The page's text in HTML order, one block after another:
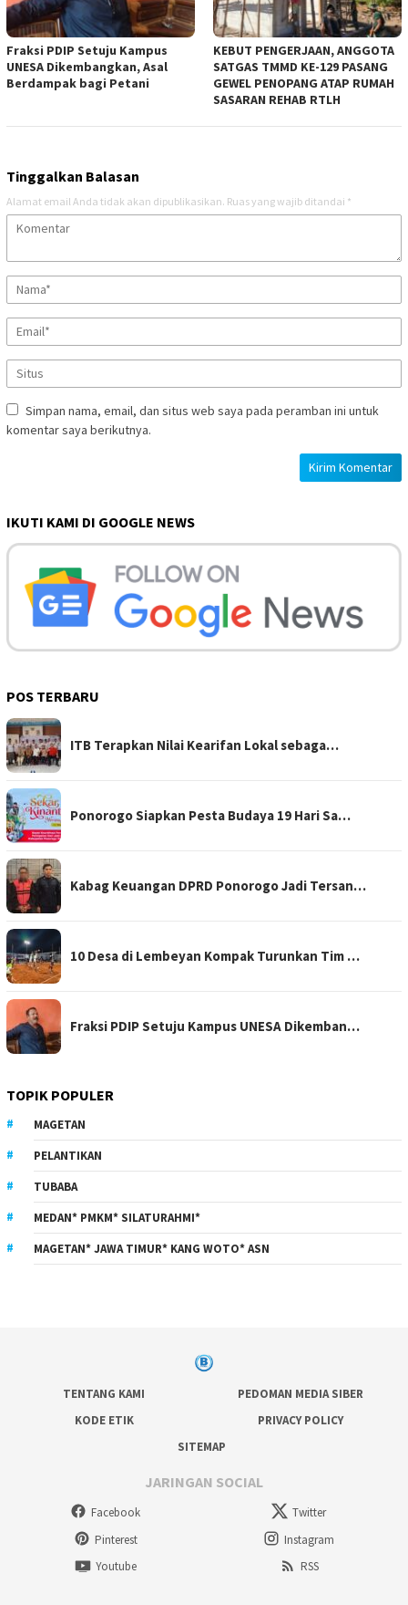
Fraksi PDIP Setuju Kampus
UNESA Dikembangkan, Asal
Berdampak bagi Petani
KEBUT PENGERJAAN, ANGGOTA
SATGAS TMMD KE-129 PASANG
GEWEL PENOPANG ATAP RUMAH
SASARAN REHAB RTLH
Tinggalkan Balasan
Alamat email Anda tidak akan dipublikasikan. Ruas yang wajib ditandai *
Simpan nama, email, dan situs web saya pada peramban ini untuk
komentar saya berikutnya.
IKUTI KAMI DI GOOGLE NEWS
POS TERBARU
ITB Terapkan Nilai Kearifan Lokal sebaga…
Ponorogo Siapkan Pesta Budaya 19 Hari Sa…
Kabag Keuangan DPRD Ponorogo Jadi Tersan…
10 Desa di Lembeyan Kompak Turunkan Tim …
Fraksi PDIP Setuju Kampus UNESA Dikemban…
TOPIK POPULER
MAGETAN
PELANTIKAN
TUBABA
MEDAN* PMKM* SILATURAHMI*
MAGETAN* JAWA TIMUR* KANG WOTO* ASN
TENTANG KAMI
PEDOMAN MEDIA SIBER
KODE ETIK
PRIVACY POLICY
SITEMAP
JARINGAN SOCIAL
Facebook
Twitter
Pinterest
Instagram
Youtube
RSS